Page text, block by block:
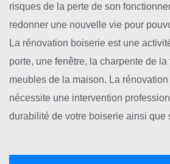
risques de la perte de son
redonner une nouvelle vie pour
La rénovation boiserie est une
porte, une fenêtre, la charpente de
meubles de la maison. La
nécessite une intervention
durabilité de votre boiserie ainsi que